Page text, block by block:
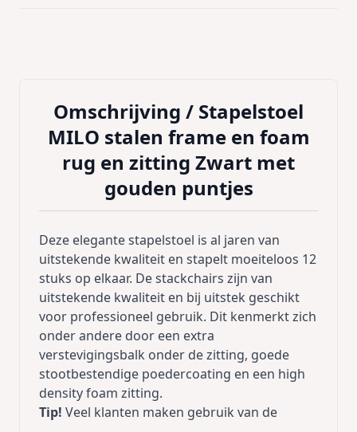
Omschrijving / Stapelstoel
MILO stalen frame en foam
rug en zitting Zwart met
gouden puntjes
Deze elegante stapelstoel is al jaren van
uitstekende kwaliteit en stapelt moeiteloos 12
stuks op elkaar. De stackchairs zijn van
uitstekende kwaliteit en bij uitstek geschikt
voor professioneel gebruik. Dit kenmerkt zich
onder andere door een extra
verstevigingsbalk onder de zitting, goede
stootbestendige poedercoating en een high
density foam zitting.
Tip! Veel klanten maken gebruik van de